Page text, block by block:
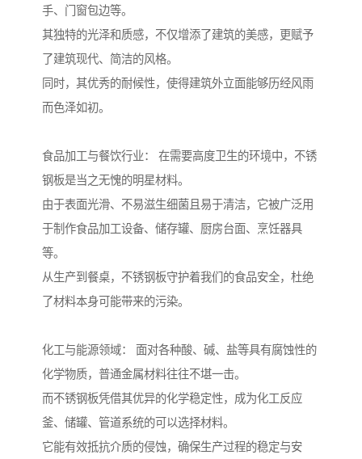
手、门窗包边等。
其独特的光泽和质感，不仅增添了建筑的美感，更赋予
了建筑现代、简洁的风格。
同时，其优秀的耐候性，使得建筑外立面能够历经风雨
而色泽如初。
食品加工与餐饮行业： 在需要高度卫生的环境中，不锈
钢板是当之无愧的明星材料。
由于表面光滑、不易滋生细菌且易于清洁，它被广泛用
于制作食品加工设备、储存罐、厨房台面、烹饪器具
等。
从生产到餐桌，不锈钢板守护着我们的食品安全，杜绝
了材料本身可能带来的污染。
化工与能源领域： 面对各种酸、碱、盐等具有腐蚀性的
化学物质，普通金属材料往往不堪一击。
而不锈钢板凭借其优异的化学稳定性，成为化工反应
釜、储罐、管道系统的可以选择材料。
它能有效抵抗介质的侵蚀，确保生产过程的稳定与安